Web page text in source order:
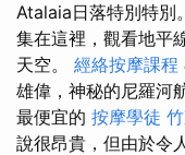
Atalaia日落特別特別
集在這裡，觀看地平
天空。 經絡按摩課程
雄偉，神秘的尼羅河
最便宜的 按摩學徒
說很昂貴，但由於令